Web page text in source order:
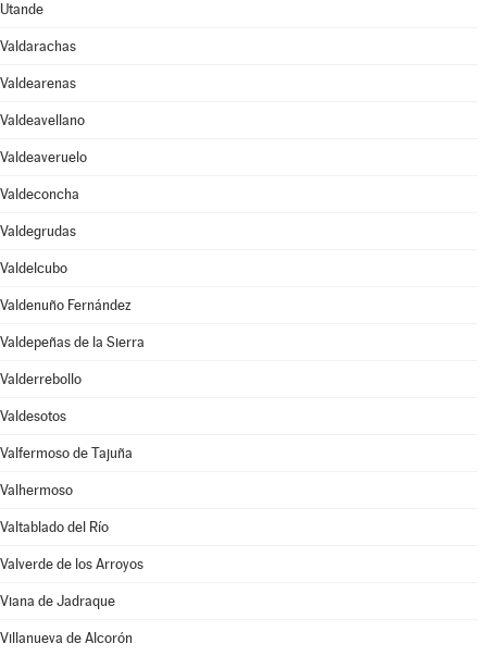
Utande
Valdarachas
Valdearenas
Valdeavellano
Valdeaveruelo
Valdeconcha
Valdegrudas
Valdelcubo
Valdenuño Fernández
Valdepeñas de la Sierra
Valderrebollo
Valdesotos
Valfermoso de Tajuña
Valhermoso
Valtablado del Río
Valverde de los Arroyos
Viana de Jadraque
Villanueva de Alcorón